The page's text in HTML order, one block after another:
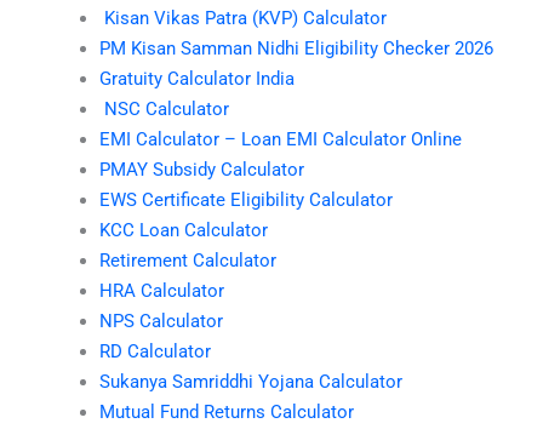
Kisan Vikas Patra (KVP) Calculator
PM Kisan Samman Nidhi Eligibility Checker 2026
Gratuity Calculator India
NSC Calculator
EMI Calculator – Loan EMI Calculator Online
PMAY Subsidy Calculator
EWS Certificate Eligibility Calculator
KCC Loan Calculator
Retirement Calculator
HRA Calculator
NPS Calculator
RD Calculator
Sukanya Samriddhi Yojana Calculator
Mutual Fund Returns Calculator